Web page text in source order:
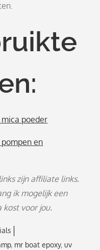
mica poeder
pompen en
zijn affiliate links.
ik mogelijk een
kost voor jou.
, mr boat epoxy,uv